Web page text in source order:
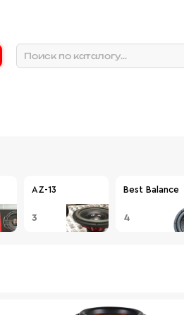
AZ-13
3
Best Balance
4